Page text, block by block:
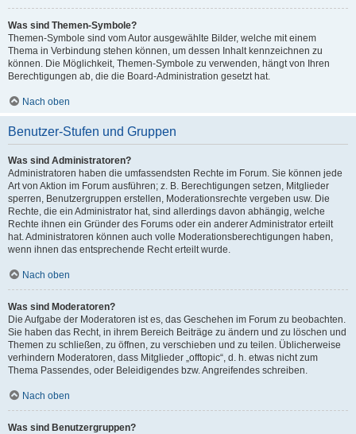
Was sind Themen-Symbole?
Themen-Symbole sind vom Autor ausgewählte Bilder, welche mit einem
Thema in Verbindung stehen können, um dessen Inhalt kennzeichnen zu
können. Die Möglichkeit, Themen-Symbole zu verwenden, hängt von Ihren
Berechtigungen ab, die die Board-Administration gesetzt hat.
Nach oben
Benutzer-Stufen und Gruppen
Was sind Administratoren?
Administratoren haben die umfassendsten Rechte im Forum. Sie können jede
Art von Aktion im Forum ausführen; z. B. Berechtigungen setzen, Mitglieder
sperren, Benutzergruppen erstellen, Moderationsrechte vergeben usw. Die
Rechte, die ein Administrator hat, sind allerdings davon abhängig, welche
Rechte ihnen ein Gründer des Forums oder ein anderer Administrator erteilt
hat. Administratoren können auch volle Moderationsberechtigungen haben,
wenn ihnen das entsprechende Recht erteilt wurde.
Nach oben
Was sind Moderatoren?
Die Aufgabe der Moderatoren ist es, das Geschehen im Forum zu beobachten.
Sie haben das Recht, in ihrem Bereich Beiträge zu ändern und zu löschen und
Themen zu schließen, zu öffnen, zu verschieben und zu teilen. Üblicherweise
verhindern Moderatoren, dass Mitglieder „offtopic“, d. h. etwas nicht zum
Thema Passendes, oder Beleidigendes bzw. Angreifendes schreiben.
Nach oben
Was sind Benutzergruppen?